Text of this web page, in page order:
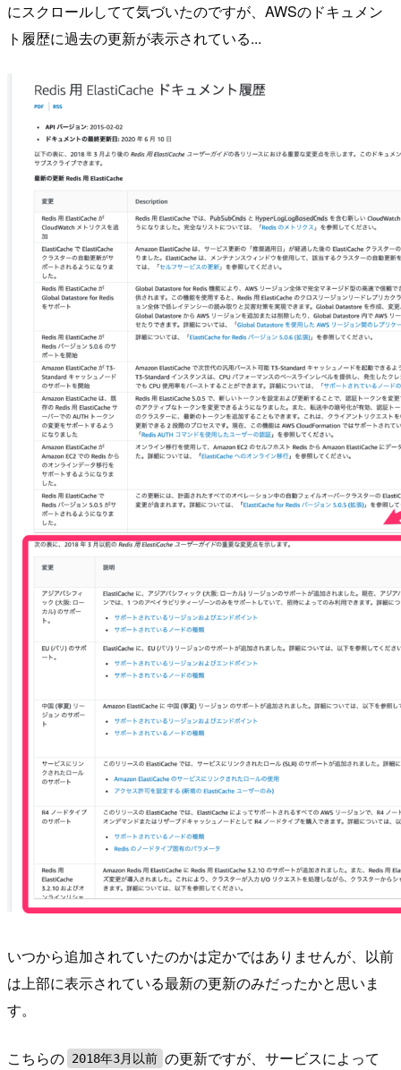
にスクロールしてて気づいたのですが、AWSのドキュメン
ト履歴に過去の更新が表示されている...
いつから追加されていたのかは定かではありませんが、以前
は上部に表示されている最新の更新のみだったかと思いま
す。
こちらの 2018年3月以前 の更新ですが、サービスによって